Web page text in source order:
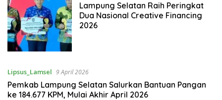
Lampung Selatan Raih Peringkat
Dua Nasional Creative Financing
2026
Lipsus_Lamsel 9 April 2026
Pemkab Lampung Selatan Salurkan Bantuan Pangan
ke 184.677 KPM, Mulai Akhir April 2026